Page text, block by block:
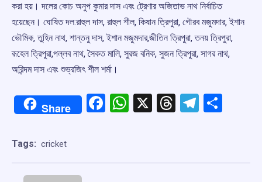
করা হয়। দলের কোচ অনুপ কুমার দাস এবং ট্রেণার অজিতাভ নাথ নির্বাচিত
হয়েছেন। ঘোষিত দল:‌রাহুল দাস, রাহুল শীল, কিষান ত্রিপুরা, গৌরব মজুমদার, ইশান
ভৌমিক, তুহিন নাথ, শান্তনু দাস, ইশান মজুমদার,জীতিন ত্রিপুরা, তনয় ত্রিপুরা,
রূহেল ত্রিপুরা,পল্লব নাথ, সৈকত মালি, সুরজ বনিক, সুজন ত্রিপুরা, সাগর নাথ,
অরিন্দম দাস এবং শুভ্রজিৎ শীল শর্মা।
Share Facebook
WhatsApp
X Threads
Tags: cricket